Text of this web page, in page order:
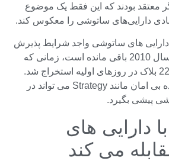
معتقد بودند که این فقط یک موضوع
دارایی‌های ساتوشی را معکوس کند.
دارایی های ساتوشی واجد شرایط پذیرش
واقعی نیستند، زیرا از سال 2010 باقی مانده است، زمانی که
بیت کوین با حدود 22000 بلاک در روزهای اولیه استخراج شد.
بنابراین، یک تجمیع کننده بی امان مانند Strategy می تواند در
پیشی بگیرد.
Coinbase با دارایی های